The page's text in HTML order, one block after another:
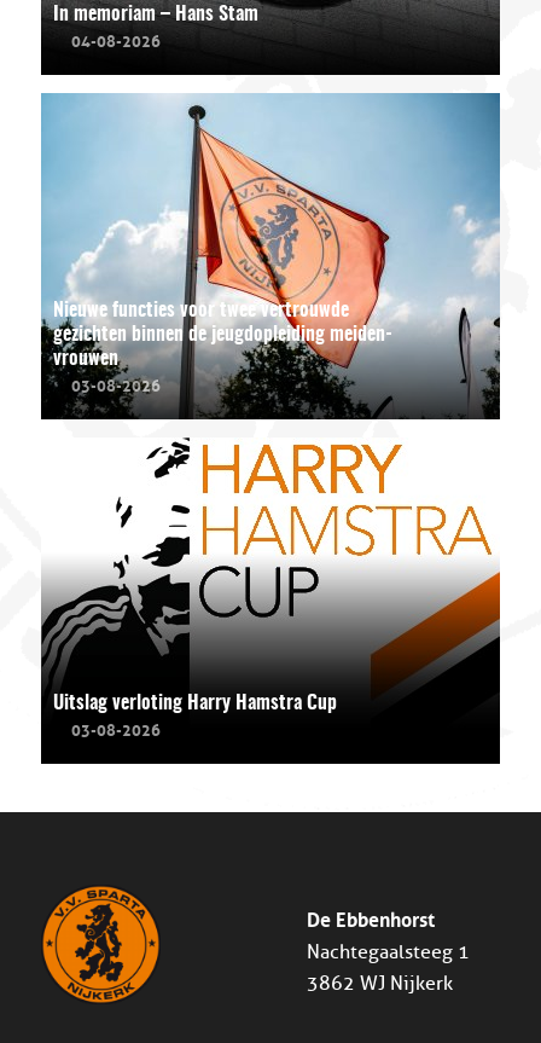
In memoriam – Hans Stam
04-08-2026
Nieuwe functies voor twee vertrouwde
gezichten binnen de jeugdopleiding meiden-
vrouwen
03-08-2026
Uitslag verloting Harry Hamstra Cup
03-08-2026
De Ebbenhorst
Nachtegaalsteeg 1
3862 WJ Nijkerk